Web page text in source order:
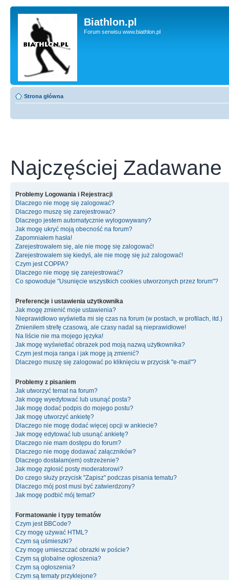
Biathlon.pl
Forum serwisu www.biathlon.pl
Strona główna
Najczęściej Zadawane
Problemy Logowania i Rejestracji
Dlaczego nie mogę się zalogować?
Dlaczego muszę się zarejestrować?
Dlaczego jestem automatycznie wylogowywany?
Jak mogę ukryć moją obecność na forum?
Zapomniałem hasła!
Zarejestrowałem się, ale nie mogę się zalogować!
Zarejestrowałem się kiedyś, ale nie mogę się już zalogować!
Czym jest COPPA?
Dlaczego nie mogę się zarejestrować?
Co spowoduje "Usunięcie wszystkich cookies utworzonych przez forum"?
Preferencje i ustawienia użytkownika
Jak mogę zmienić moje ustawienia?
Nieprawidłowo wyświetla mi się czas na forum (w postach, w profilach, itd.)
Zmieniłem strefę czasową, ale czasy nadal są nieprawidłowe!
Na liście nie ma mojego języka!
Jak mogę wyświetlać obrazek pod moją nazwą użytkownika?
Czym jest moja ranga i jak mogę ją zmienić?
Dlaczego muszę się zalogować po kliknięciu w przycisk "e-mail"?
Problemy z pisaniem
Jak utworzyć temat na forum?
Jak mogę wyedytować lub usunąć posta?
Jak mogę dodać podpis do mojego postu?
Jak mogę utworzyć ankietę?
Dlaczego nie mogę dodać więcej opcji w ankiecie?
Jak mogę edytować lub usunąć ankietę?
Dlaczego nie mam dostępu do forum?
Dlaczego nie mogę dodawać załączników?
Dlaczego dostałam(em) ostrzeżenie?
Jak mogę zgłosić posty moderatorowi?
Do czego służy przycisk "Zapisz" podczas pisania tematu?
Dlaczego mój post musi być zatwierdzony?
Jak mogę podbić mój temat?
Formatowanie i typy tematów
Czym jest BBCode?
Czy mogę używać HTML?
Czym są uśmieszki?
Czy mogę umieszczać obrazki w poście?
Czym są globalne ogłoszenia?
Czym są ogłoszenia?
Czym są tematy przyklejone?